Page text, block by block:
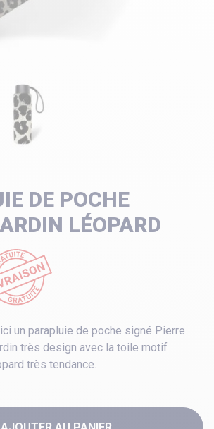
DE POCHE
LÉOPARD
un parapluie de poche signé Pierre
très design avec la toile motif
très tendance.